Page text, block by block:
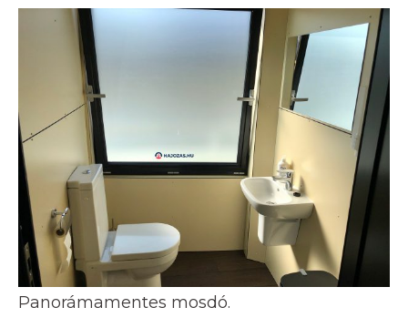
Panorámamentes mosdó.